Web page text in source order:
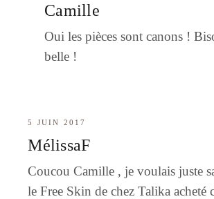
Camille
Oui les pièces sont canons !
belle !
5 JUIN 2017
MélissaF
Coucou Camille , je voulais juste
le Free Skin de chez Talika acheté